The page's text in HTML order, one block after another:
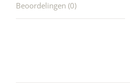
Beoordelingen (0)